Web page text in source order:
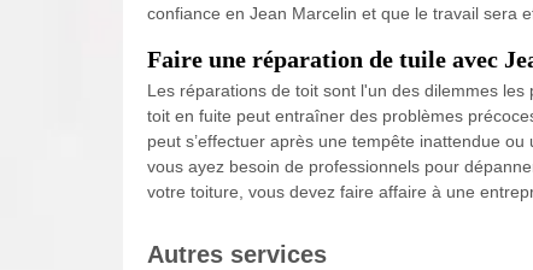
confiance en Jean Marcelin et que le travail sera
Faire une réparation de tuile avec
Les réparations de toit sont l'un des dilemmes
toit en fuite peut entraîner des problèmes
peut s’effectuer après une tempête inattendue
vous ayez besoin de professionnels pour
votre toiture, vous devez faire affaire à une
Autres services